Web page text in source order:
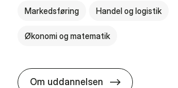
Markedsføring Handel og logistik
Økonomi og matematik
Om uddannelsen HA al­men